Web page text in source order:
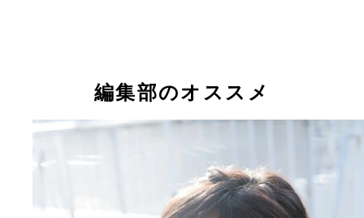
編集部のオススメ